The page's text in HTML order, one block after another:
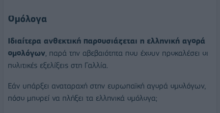
Ομόλογα
Ιδιαίτερα ανθεκτική παρουσιάζεται η ελληνική αγορά
ομολόγων, παρά την αβεβαιότητα που έχουν προκαλέσει οι
πολιτικές εξελίξεις στη Γαλλία.
Εάν υπάρξει αναταραχή στην ευρωπαϊκή αγορά ομολόγων,
πόσο μπορεί να πλήξει τα ελληνικά ομόλογα;